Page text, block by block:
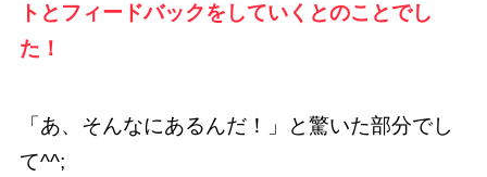
トとフィードバックをしていくとのことでし
た！
「あ、そんなにあるんだ！」と驚いた部分でし
て^^;